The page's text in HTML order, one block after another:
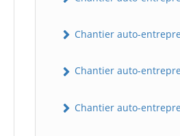
Chantier auto-
Chantier auto-
Chantier auto-